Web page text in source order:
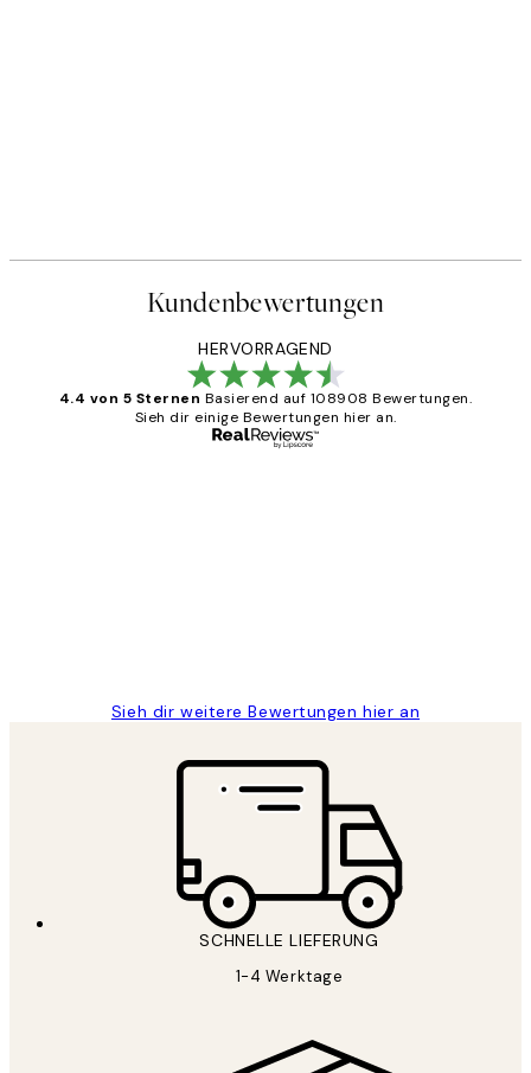
Kundenbewertungen
HERVORRAGEND
4.4 von 5 Sternen Basierend auf 108908 Bewertungen.
Sieh dir einige Bewertungen hier an.
Sieh dir weitere Bewertungen hier an
SCHNELLE LIEFERUNG
1-4 Werktage